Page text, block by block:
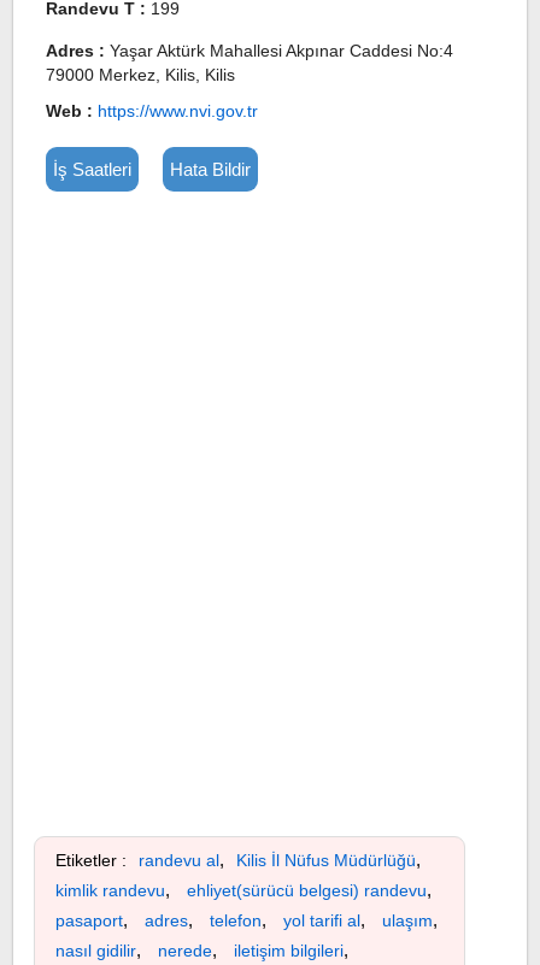
Randevu T : 199
Adres : Yaşar Aktürk Mahallesi Akpınar Caddesi No:4
79000 Merkez, Kilis, Kilis
Web : https://www.nvi.gov.tr
İş Saatleri Hata Bildir
Etiketler : randevu al, Kilis İl Nüfus Müdürlüğü,
kimlik randevu, ehliyet(sürücü belgesi) randevu,
pasaport, adres, telefon, yol tarifi al, ulaşım,
nasıl gidilir, nerede, iletişim bilgileri,